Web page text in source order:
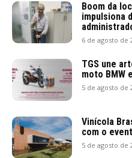
Boom da
impulsiona
6 de agosto de
TGS une
moto BMW
5 de agosto de
Vinícola
com o
5 de agosto de